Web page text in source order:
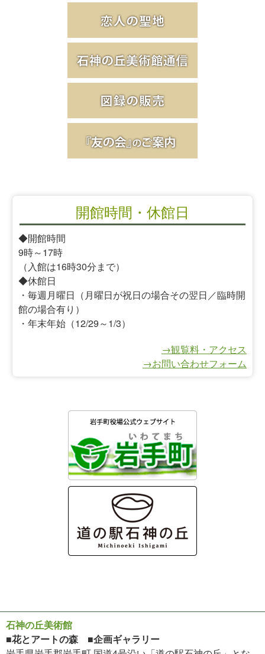
開館時間・休館日
◆開館時間
9時～17時
（入館は16時30分まで）
◆休館日
・毎週月曜日（月曜日が祝日の場合その翌日／臨時開
館の場合有り）
・年末年始（12/29～1/3）
→観覧料・アクセス
→お問い合わせフォーム
石神の丘美術館
■花とアートの森 ■企画ギャラリー